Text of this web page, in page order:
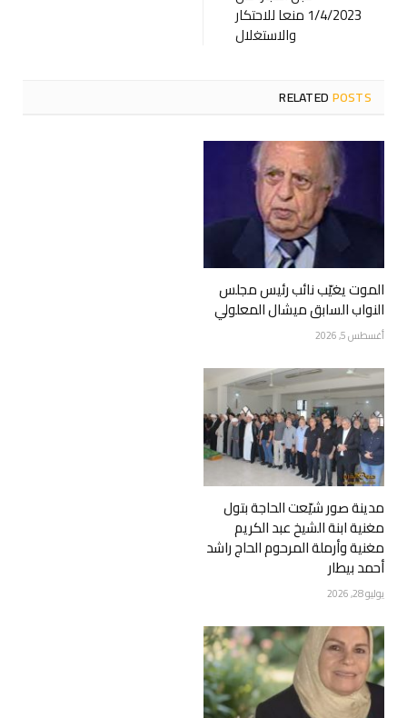
1/4/2023 منعا للاحتكار
والاستغلال
RELATEDPOSTS
الموت يغيّب نائب رئيس مجلس
النواب السابق ميشال المعلولي
أغسطس 5, 2026
مدينة صور شيّعت الحاجة بتول
مغنية ابنة الشيخ عبد الكريم
مغنية وأرملة المرحوم الحاج راشد
أحمد بيطار
يوليو 28, 2026